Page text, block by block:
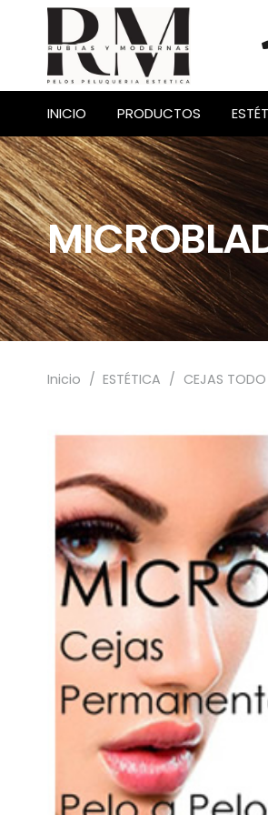
INICIO PRODUCTOS
Inicio / ESTÉTICA / CEJAS TODO